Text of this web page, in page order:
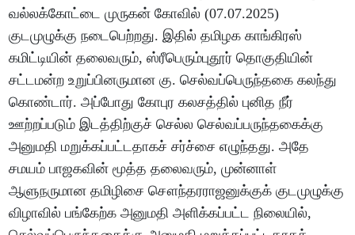
வல்லக்கோட்டை முருகன் கோவில் (07.07.2025)
குடமுழுக்கு நடைபெற்றது. இதில் தமிழக காங்கிரஸ்
கமிட்டியின் தலைவரும், ஸ்ரீபெரும்புதூர் தொகுதியின்
சட்டமன்ற உறுப்பினருமான கு. செல்வப்பெருந்தகை கலந்து
கொண்டார். அப்போது கோபுர கலசத்தில் புனித நீர்
ஊற்றப்படும் இடத்திற்குச் செல்ல செல்வப்பருந்தகைக்கு
அனுமதி மறுக்கப்பட்டதாகச் சர்ச்சை எழுந்தது. அதே
சமயம் பாஜகவின் மூத்த தலைவரும், முன்னாள்
ஆளுநருமான தமிழிசை சௌந்தரராஜனுக்குக் குடமுழுக்கு
விழாவில் பங்கேற்க அனுமதி அளிக்கப்பட்ட நிலையில்,